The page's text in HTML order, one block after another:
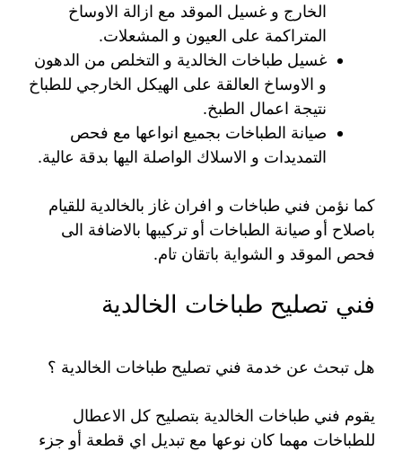
الخارج و غسيل الموقد مع ازالة الاوساخ
المتراكمة على العيون و المشعلات.
غسيل طباخات الخالدية و التخلص من الدهون
و الاوساخ العالقة على الهيكل الخارجي للطباخ
نتيجة اعمال الطبخ.
صيانة الطباخات بجميع انواعها مع فحص
التمديدات و الاسلاك الواصلة اليها بدقة عالية.
كما نؤمن فني طباخات و افران غاز بالخالدية للقيام
باصلاح أو صيانة الطباخات أو تركيبها بالاضافة الى
فحص الموقد و الشواية باتقان تام.
فني تصليح طباخات الخالدية
هل تبحث عن خدمة فني تصليح طباخات الخالدية ؟
يقوم فني طباخات الخالدية بتصليح كل الاعطال
للطباخات مهما كان نوعها مع تبديل اي قطعة أو جزء